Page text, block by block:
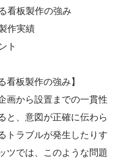
看板製作の強み
作実績
ト
看板製作の強み】
画から設置までの一貫性
と、意図が正確に伝わら
トラブルが発生したりす
ツでは、このような問題